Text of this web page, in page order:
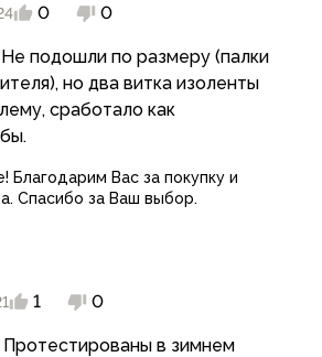
0 0
подошли по размеру (палки
но два витка изоленты
сработало как
Благодарим Вас за покупку и
Спасибо за Ваш выбор.
1 0
в зимнем